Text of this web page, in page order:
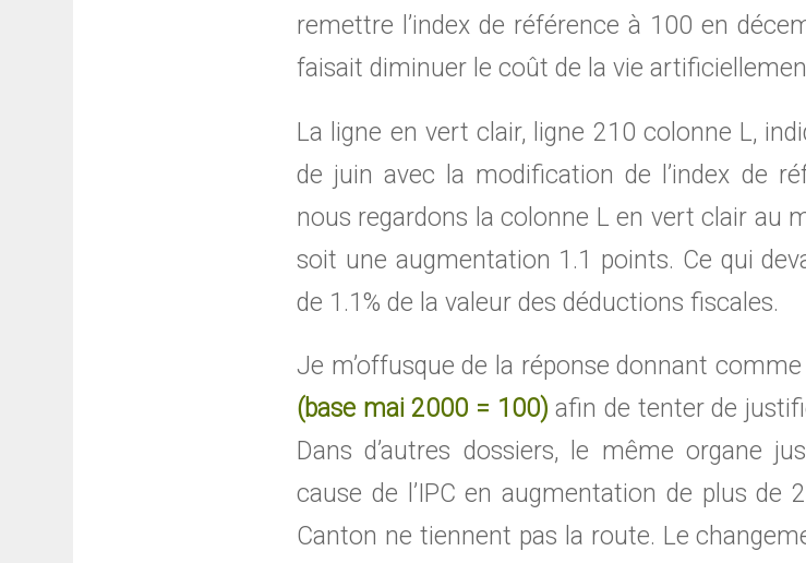
remettre l’index de référence à 100 en
faisait diminuer le coût de la vie
La ligne en vert clair, ligne 210 colonne L,
de juin avec la modification de l’index de
nous regardons la colonne L en vert clair au
soit une augmentation 1.1 points. Ce qui
de 1.1% de la valeur des déductions fiscales.
Je m’offusque de la réponse donnant
(base mai 2000 = 100)afin de tenter de
Dans d’autres dossiers, le même organe
cause de l’IPC en augmentation de plus de
Canton ne tiennent pas la route. Le